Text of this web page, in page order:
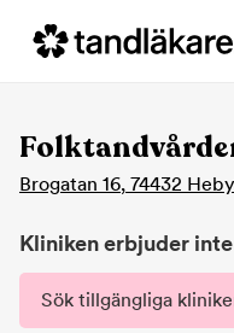
Brogatan 16, 74432 Heby
Kliniken erbjuder
Sök tillgängliga